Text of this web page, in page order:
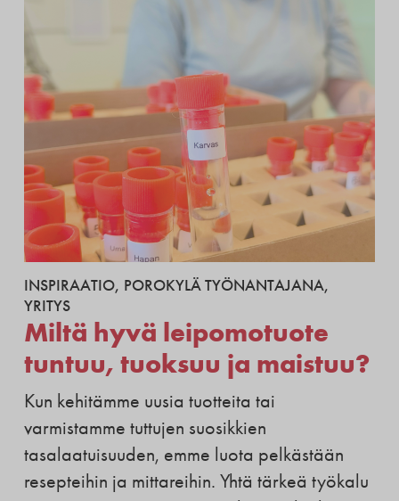
INSPIRAATIO, POROKYLÄ TYÖNANTAJANA,
YRITYS
Miltä hyvä leipomotuote
tuntuu, tuoksuu ja maistuu?
Kun kehitämme uusia tuotteita tai
varmistamme tuttujen suosikkien
tasalaatuisuuden, emme luota pelkästään
resepteihin ja mittareihin. Yhtä tärkeä työkalu